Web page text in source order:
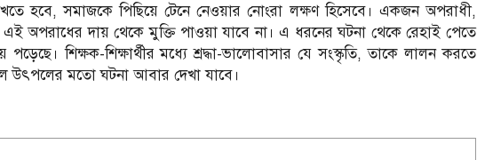
হবে, সমাজকে পিছিয়ে টেনে নেওয়ার নোংরা লক্ষণ হিসেবে। একজন অপরাধী,
অপরাধের দায় থেকে মুক্তি পাওয়া যাবে না। এ ধরনের ঘটনা থেকে রেহাই পেতে
শিক্ষক-শিক্ষার্থীর মধ্যে শ্রদ্ধা-ভালোবাসার যে সংস্কৃতি, তাকে লালন করতে
উৎপলের মতো ঘটনা আবার দেখা যাবে।